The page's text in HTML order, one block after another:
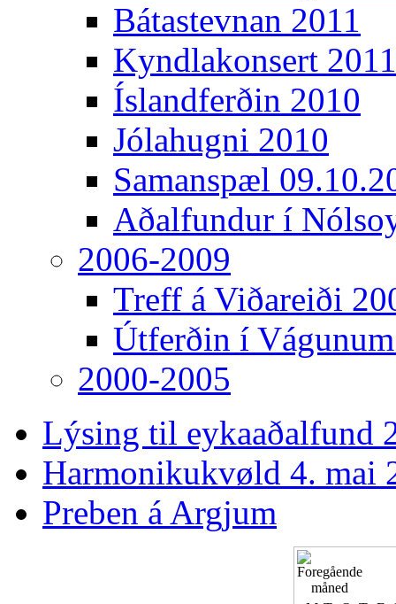
Bátastevnan 2011
Kyndlakonsert 2011
Íslandferðin 2010
Jólahugni 2010
Samanspæl
Aðalfundur í
2006-2009
Treff á Viðareiði
Útferðin í
2000-2005
Lýsing til eykaaðalfund
Harmonikukvøld 4. mai
Preben á Argjum